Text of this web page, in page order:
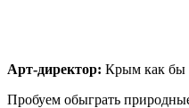
Арт-директор: Крым как бы
Пробуем обыграть